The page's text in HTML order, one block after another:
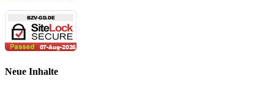
Neue Inhalte